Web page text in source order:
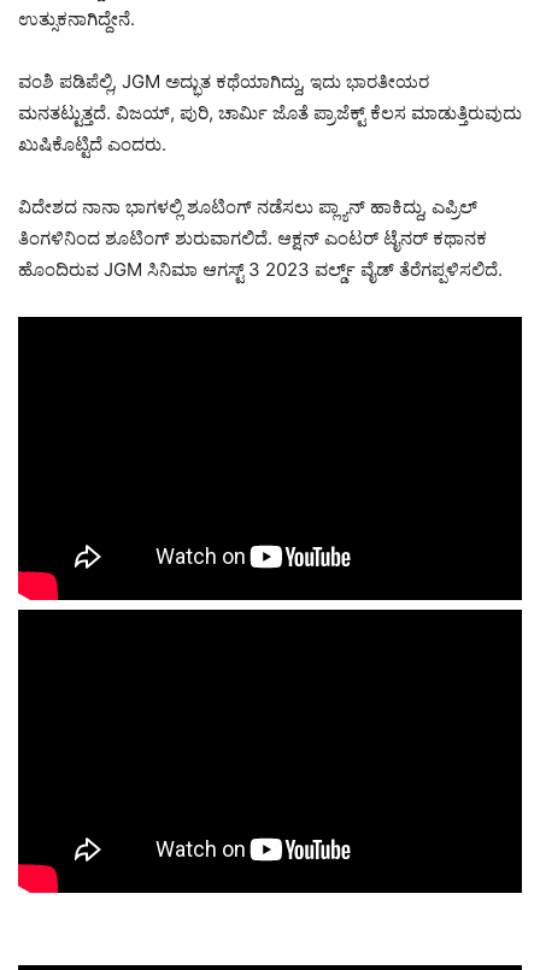
ಉತ್ಸುಕನಾಗಿದ್ದೇನೆ.
ವಂಶಿ ಪಡಿಪೆಲ್ಲಿ, JGM ಅದ್ಭುತ ಕಥೆಯಾಗಿದ್ದು, ಇದು ಭಾರತೀಯರ
ಮನತಟ್ಟುತ್ತದೆ. ವಿಜಯ್, ಪುರಿ, ಚಾರ್ಮಿ ಜೊತೆ ಪ್ರಾಜೆಕ್ಟ್ ಕೆಲಸ‌ ಮಾಡುತ್ತಿರುವುದು
ಖುಷಿಕೊಟ್ಟಿದೆ ಎಂದರು.
ವಿದೇಶದ ನಾನಾ ಭಾಗಳಲ್ಲಿ ಶೂಟಿಂಗ್ ನಡೆಸಲು ಪ್ಲ್ಯಾನ್ ಹಾಕಿದ್ದು, ಎಪ್ರಿಲ್
ತಿಂಗಳಿನಿಂದ ಶೂಟಿಂಗ್ ಶುರುವಾಗಲಿದೆ. ಆಕ್ಷನ್ ಎಂಟರ್ ಟೈನರ್ ಕಥಾನಕ
ಹೊಂದಿರುವ JGM ಸಿನಿಮಾ ಆಗಸ್ಟ್ 3 2023 ವರ್ಲ್ಡ್ ವೈಡ್ ತೆರೆಗಪ್ಪಳಿಸಲಿದೆ.